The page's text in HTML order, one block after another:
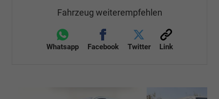
Fahrzeug weiterempfehlen
Whatsapp Facebook Twitter Link